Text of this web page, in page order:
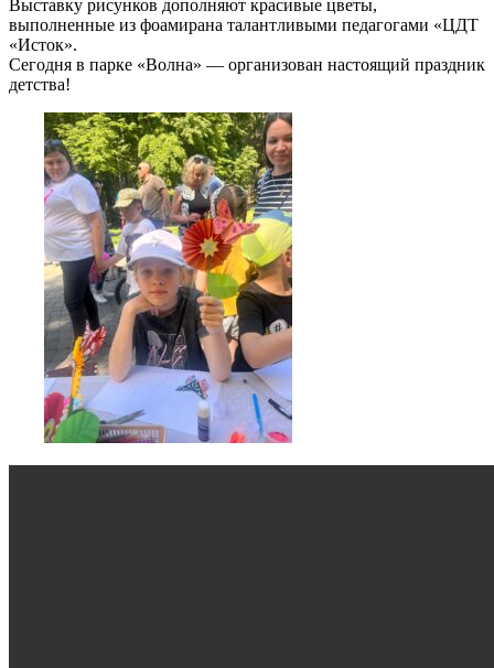
Выставку рисунков дополняют красивые цветы,
выполненные из фоамирана талантливыми педагогами «ЦДТ
«Исток».
Сегодня в парке «Волна» — организован настоящий праздник
детства!